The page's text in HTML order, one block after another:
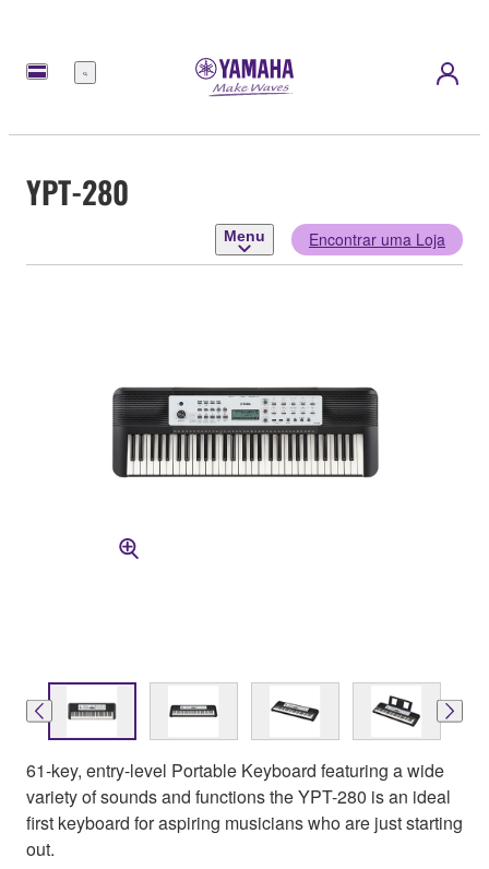
Menu
YPT-280
Menu Encontrar uma Loja
61-key, entry-level Portable Keyboard featuring a wide
variety of sounds and functions the YPT-280 is an ideal
first keyboard for aspiring musicians who are just starting
out.